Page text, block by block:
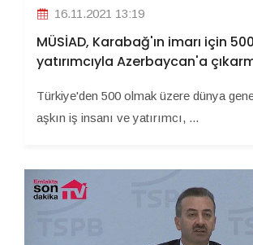
16.11.2021 13:19
MÜSİAD, Karabağ'ın imarı için
yatırımcıyla Azerbaycan'a
Türkiye'den 500 olmak üzere dünya
aşkın iş insanı ve yatırımcı, ...